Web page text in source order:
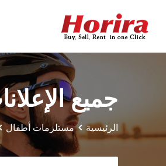
content
جميع
الرئيسية مستلزمات أطفال